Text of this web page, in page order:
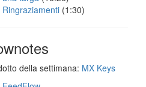
Ringraziamenti (1:30)
della settimana: MX Keys